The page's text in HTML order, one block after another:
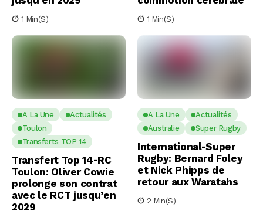
1 Min(s) 1 Min(s)
A La Une
Actualités
Toulon
Transferts TOP 14
Transfert Top 14-RC
Toulon: Oliver Cowie
prolonge son contrat
avec le RCT jusqu’en
2029
A La Une
Actualités
Australie
Super Rugby
International-Super
Rugby: Bernard Foley
et Nick Phipps de
retour aux Waratahs
2 Min(s)